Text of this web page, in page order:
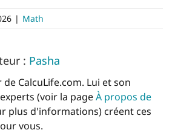
| Math
: Pasha
CalcuLife.com. Lui et son
(voir la pageÀ propos de
plus d'informations) créent ces
vous.